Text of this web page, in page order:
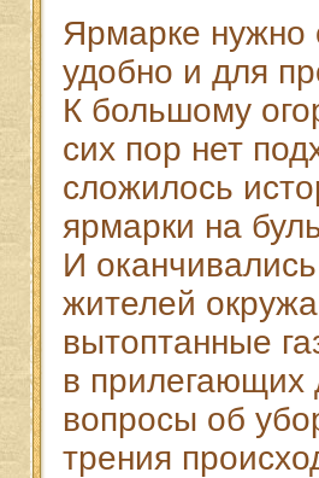
Ярмарке нужно
удобно и для
К большому
сих пор нет
сложилось
ярмарки на
И
жителей
вытоптанные
в прилегающих
вопросы об
трения